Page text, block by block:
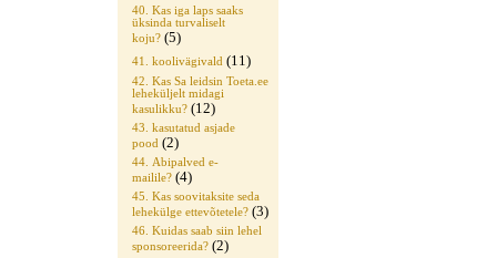
40. Kas iga laps saaks
üksinda turvaliselt
koju? (5)
41. koolivägivald (11)
42. Kas Sa leidsin Toeta.ee
leheküljelt midagi
kasulikku? (12)
43. kasutatud asjade
pood (2)
44. Abipalved e-
mailile? (4)
45. Kas soovitaksite seda
lehekülge ettevõtetele? (3)
46. Kuidas saab siin lehel
sponsoreerida? (2)